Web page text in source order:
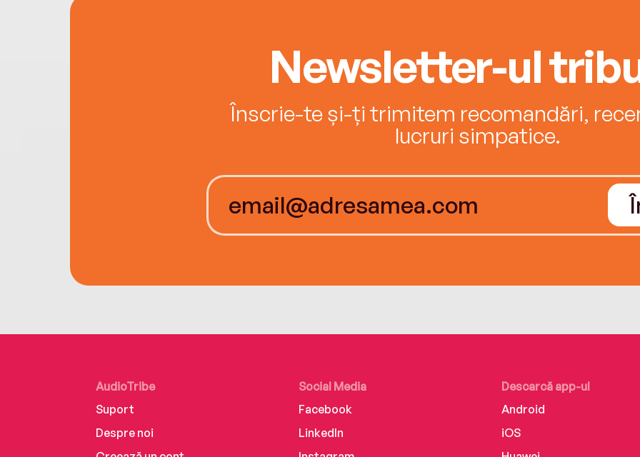
Newsletter-ul
Înscrie-te și-ți trimitem recomandări,
lucruri simpatice.
AudioTribe
Suport
Despre noi
Social Media
Facebook
LinkedIn
Descarcă app-ul
Android
iOS